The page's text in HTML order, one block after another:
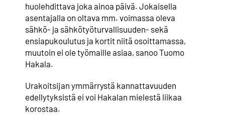
huolehdittava joka ainoa päivä. Jokaisella
asentajalla on oltava mm. voimassa oleva
sähkö- ja sähkötyöturvallisuuden- sekä
ensiapukoulutus ja kortit niitä osoittamassa,
muutoin ei ole työmaille asiaa, sanoo Tuomo
Hakala.
Urakoitsijan ymmärrystä kannattavuuden
edellytyksistä ei voi Hakalan mielestä liikaa
korostaa.